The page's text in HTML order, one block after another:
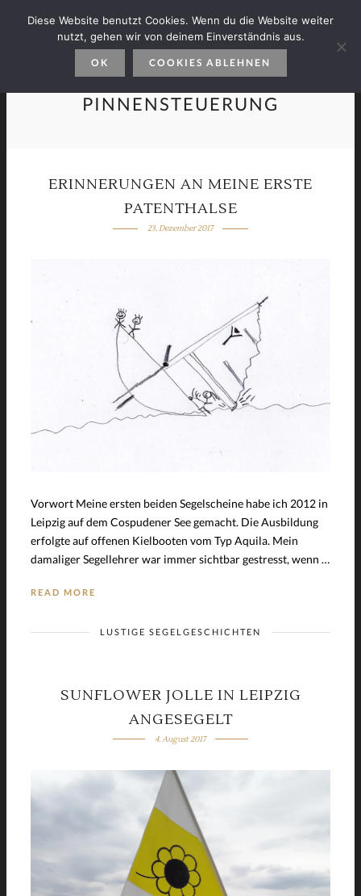
PINNENSTEUERUNG
ERINNERUNGEN AN MEINE ERSTE
PATENTHALSE
23. Dezember 2017
Vorwort Meine ersten beiden Segelscheine habe ich 2012 in
Leipzig auf dem Cospudener See gemacht. Die Ausbildung
erfolgte auf offenen Kielbooten vom Typ Aquila. Mein
damaliger Segellehrer war immer sichtbar gestresst, wenn …
READ MORE
LUSTIGE SEGELGESCHICHTEN
SUNFLOWER JOLLE IN LEIPZIG
ANGESEGELT
4. August 2017
Diese Website benutzt Cookies. Wenn du die Website weiter
nutzt, gehen wir von deinem Einverständnis aus.
OK COOKIES ABLEHNEN